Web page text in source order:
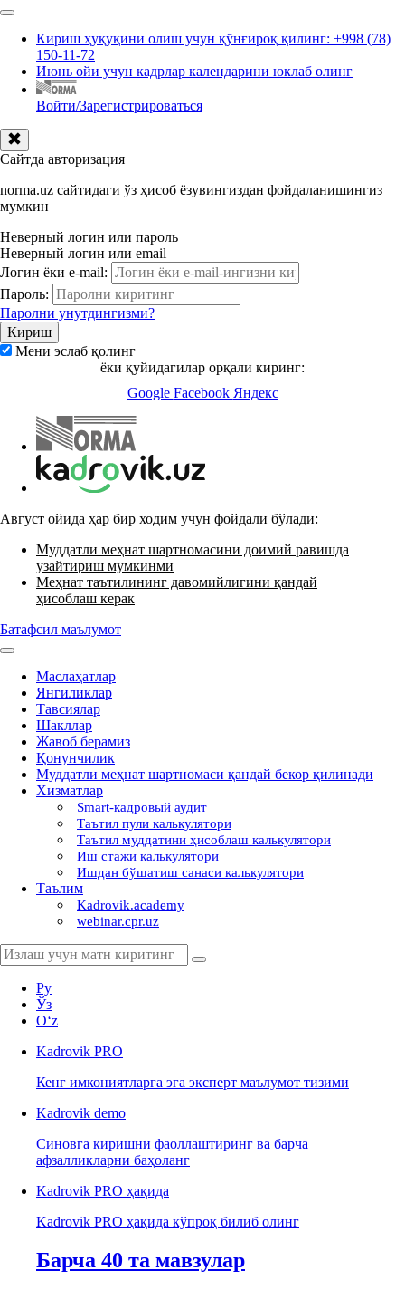
Кириш ҳуқуқини олиш учун қўнғироқ қилинг: +998 (78)
150-11-72
Июнь ойи учун кадрлар календарини юклаб олинг
Войти/Зарегистрироваться
Сайтда авторизация
norma.uz сайтидаги ўз ҳисоб ёзувингиздан фойдаланишингиз
мумкин
Неверный логин или пароль
Неверный логин или email
Логин ёки e-mail:
Пароль:
Паролни унутдингизми?
Мени эслаб қолинг
ёки қуйидагилар орқали киринг:
Google Facebook Яндекс
Август ойида ҳар бир ходим учун фойдали бўлади:
Муддатли меҳнат шартномасини доимий равишда
узайтириш мумкинми
Меҳнат таътилининг давомийлигини қандай
ҳисоблаш керак
Батафсил маълумот
Маслаҳатлар
Янгиликлар
Тавсиялар
Шакллар
Жавоб берамиз
Қонунчилик
Муддатли меҳнат шартномаси қандай бекор қилинади
Хизматлар
Smart-кадровый аудит
Таътил пули калькулятори
Таътил муддатини ҳисоблаш калькулятори
Иш стажи калькулятори
Ишдан бўшатиш санаси калькулятори
Таълим
Kadrovik.academy
webinar.cpr.uz
Ру
Ўз
Oʻz
Kadrovik PRO
Кенг имкониятларга эга эксперт маълумот тизими
Kadrovik demo
Синовга киришни фаоллаштиринг ва барча
афзалликларни баҳоланг
Kadrovik PRO ҳақида
Kadrovik PRO ҳақида кўпроқ билиб олинг
Барча 40 та мавзулар